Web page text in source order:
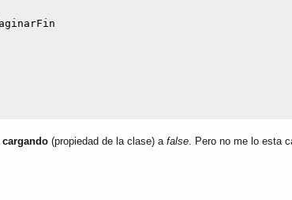
cargando (propiedad de la clase) a false. Pero no me lo esta